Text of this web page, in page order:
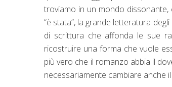
troviamo in un mondo
“è stata”, la grande letteratura
di scrittura che affonda le sue
ricostruire una forma che vuole
più vero che il romanzo abbia il
necessariamente cambiare anche